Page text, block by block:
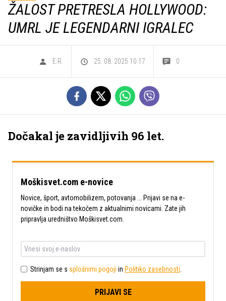
ŽALOST PRETRESLA HOLLYWOOD:
UMRL JE LEGENDARNI IGRALEC
E.R. 25. 08. 2025 10.17 0
Dočakal je zavidljivih 96 let.
Moškisvet.com e-novice
Novice, šport, avtomobilizem, potovanja ... Prijavi se na e-
novičke in bodi na tekočem z aktualnimi novicami. Zate jih
pripravlja uredništvo Moškisvet.com.
Strinjam se s splošnimi pogoji in Politiko zasebnosti
PRIJAVI SE